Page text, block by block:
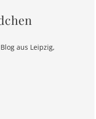
aus Leipzig,